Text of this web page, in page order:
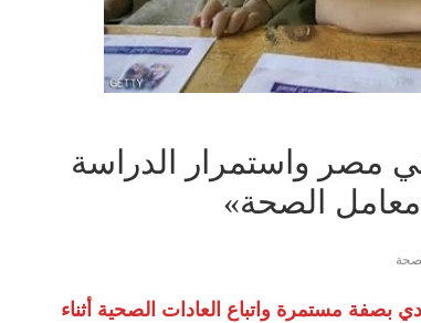
مصر واستمرار الدراسة
الصحة»
بصفة مستمرة واتباع العادات الصحية أثناء